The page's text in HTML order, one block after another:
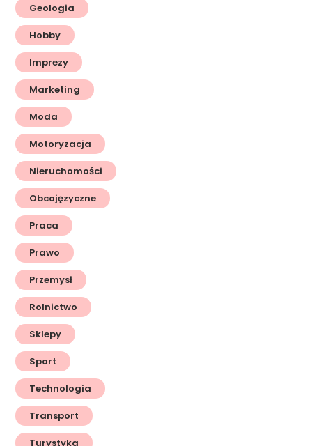
Geologia
Hobby
Imprezy
Marketing
Moda
Motoryzacja
Nieruchomości
Obcojęzyczne
Praca
Prawo
Przemysł
Rolnictwo
Sklepy
Sport
Technologia
Transport
Turystyka